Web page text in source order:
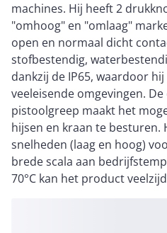
machines. Hij heeft 2
"omhoog" en "omlaag"
open en normaal dicht
stofbestendig,
dankzij de IP65, waardoor
veeleisende omgevingen.
pistoolgreep maakt het
hijsen en kraan te besturen.
snelheden (laag en hoog)
brede scala aan
70°C kan het product